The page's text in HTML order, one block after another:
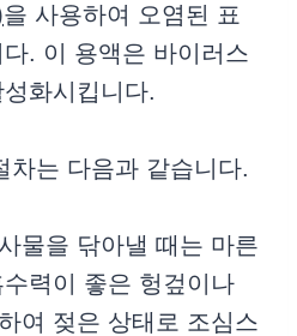
을 사용하여 오염된 표
. 이 용액은 바이러스
화시킵니다.
차는 다음과 같습니다.
물을 닦아낼 때는 마른
력이 좋은 헝겊이나
여 젖은 상태로 조심스